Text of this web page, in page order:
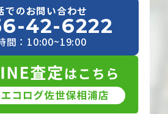
でのお問い合わせ
42-6222
間：10:00~19:00